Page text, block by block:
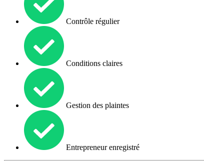
Contrôle régulier
Conditions claires
Gestion des plaintes
Entrepreneur enregistré